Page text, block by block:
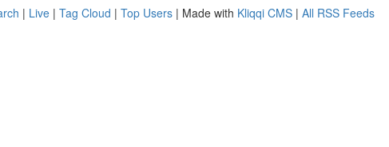
| Live | Tag Cloud | Top Users | Made with Kliqqi CMS | All RSS Feeds